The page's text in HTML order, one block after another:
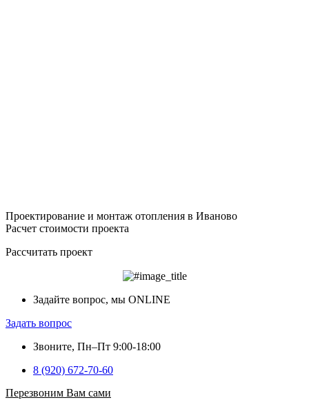
Проектирование и монтаж отопления в Иваново
Расчет стоимости проекта
Рассчитать проект
Задайте вопрос, мы ONLINE
Задать вопрос
Звоните, Пн–Пт 9:00-18:00
8 (920) 672-70-60
Перезвоним Вам сами